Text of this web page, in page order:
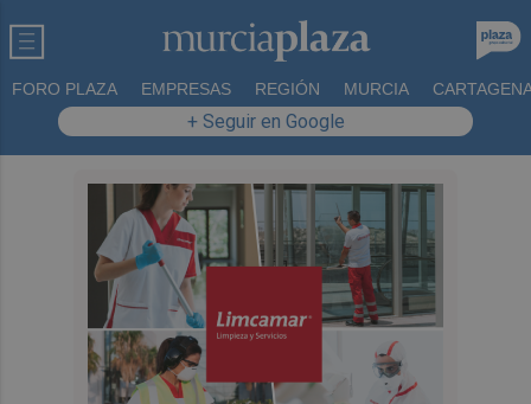
FORO PLAZA EMPRESAS REGIÓN MURCIA
+ Seguir en Google